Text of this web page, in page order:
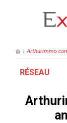
›
RÉSEAU